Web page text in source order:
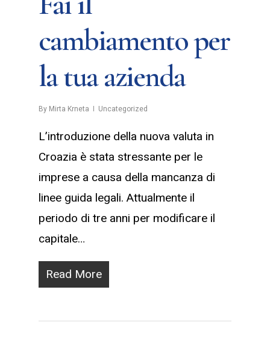
cambiamento per
la tua azienda
By Mirta Krneta Uncategorized
L’introduzione della nuova valuta in
Croazia è stata stressante per le
imprese a causa della mancanza di
linee guida legali. Attualmente il
periodo di tre anni per modificare il
capitale…
Read More